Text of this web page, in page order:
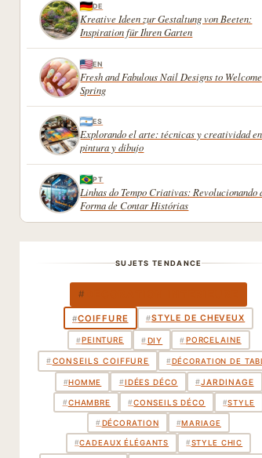
DE
Kreative Ideen zur Gestaltung von Beeten:
Inspiration für Ihren Garten
EN
Fresh and Fabulous Nail Designs to Welcome
Spring
ES
Explorando el arte: técnicas y creatividad en
pintura y dibujo
PT
Linhas do Tempo Criativas: Revolucionando
Forma de Contar Histórias
SUJETS TENDANCE
#
#COIFFURE #STYLE DE CHEVEUX
#PEINTURE #DIY #PORCELAINE
#CONSEILS COIFFURE # DÉCORATION DE
#HOMME #IDÉES DÉCO #JARDINAGE
#CHAMBRE #CONSEILS DÉCO #STYLE
#DÉCORATION #MARIAGE
#CADEAUX ÉLÉGANTS # STYLE CHIC